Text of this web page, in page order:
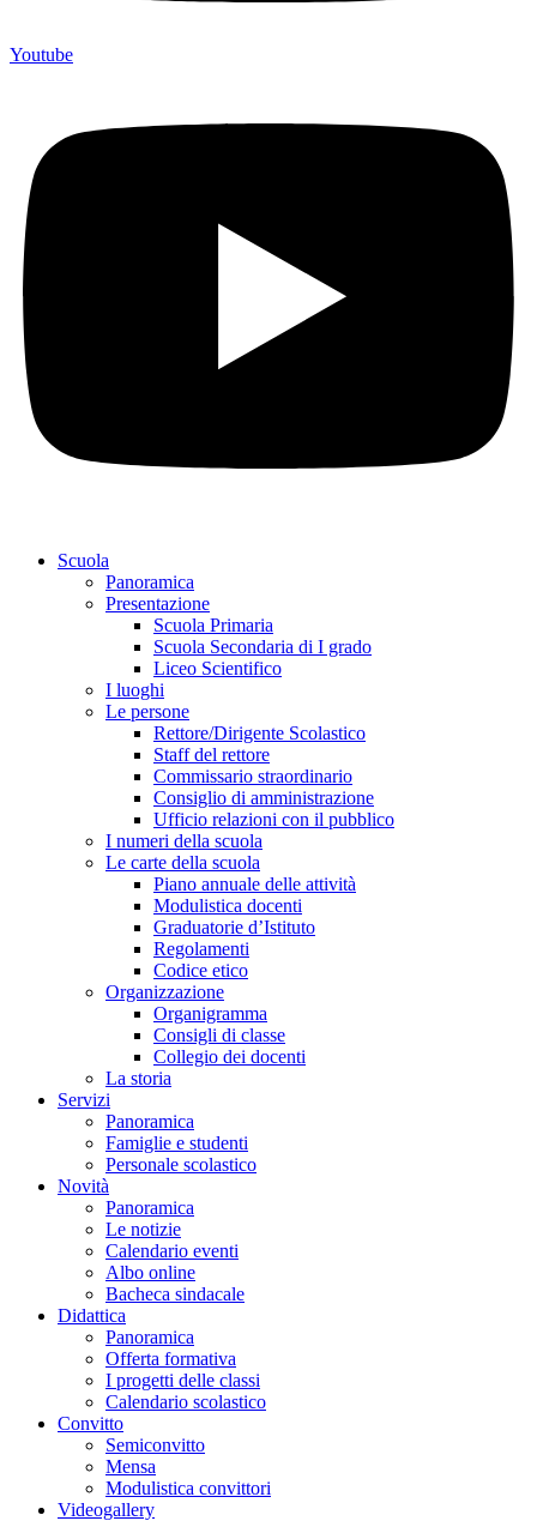
Youtube
Scuola
Panoramica
Presentazione
Scuola Primaria
Scuola Secondaria di I grado
Liceo Scientifico
I luoghi
Le persone
Rettore/Dirigente Scolastico
Staff del rettore
Commissario straordinario
Consiglio di amministrazione
Ufficio relazioni con il pubblico
I numeri della scuola
Le carte della scuola
Piano annuale delle attività
Modulistica docenti
Graduatorie d’Istituto
Regolamenti
Codice etico
Organizzazione
Organigramma
Consigli di classe
Collegio dei docenti
La storia
Servizi
Panoramica
Famiglie e studenti
Personale scolastico
Novità
Panoramica
Le notizie
Calendario eventi
Albo online
Bacheca sindacale
Didattica
Panoramica
Offerta formativa
I progetti delle classi
Calendario scolastico
Convitto
Semiconvitto
Mensa
Modulistica convittori
Videogallery